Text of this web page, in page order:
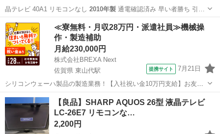
晶テレビ 40A1 リモコンなし 2010年製 通電確認済み 早い者勝ち 引…
北海道 札幌市 テレビ 商品
≪寮無料・月収28万円・派遣社員≫機械操
作・製造補助
月給230,000円
株式会社BREXA Next
佐賀県 東山代駅
提携サイト 7月21日
シリコンウェーハ製品の製造業務！【入社祝い金10万円支給】お友達
やカップルとの応募OK◎年間休日129日＆休出なしでプライベート充
実♪業務はクリーンルームで快適作業◎自社正社員登用制度あり★1食
300円～の格安食堂あり！《佐...
佐賀 伊万里市 東山代駅
【良品】SHARP AQUOS 26型 液晶テレビ
LC-26E7 リモコンな…
2,200円